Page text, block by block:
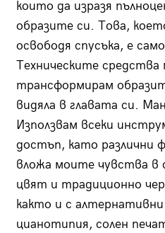
които да изразя
образите си. Това,
освободя спусъка, е
Техническите средства
трансформирам
видяла в главата си.
Използвам всеки
достъп, като различни
вложа моите чувства в
цвят и традиционно
както и с
цианотипия, солен